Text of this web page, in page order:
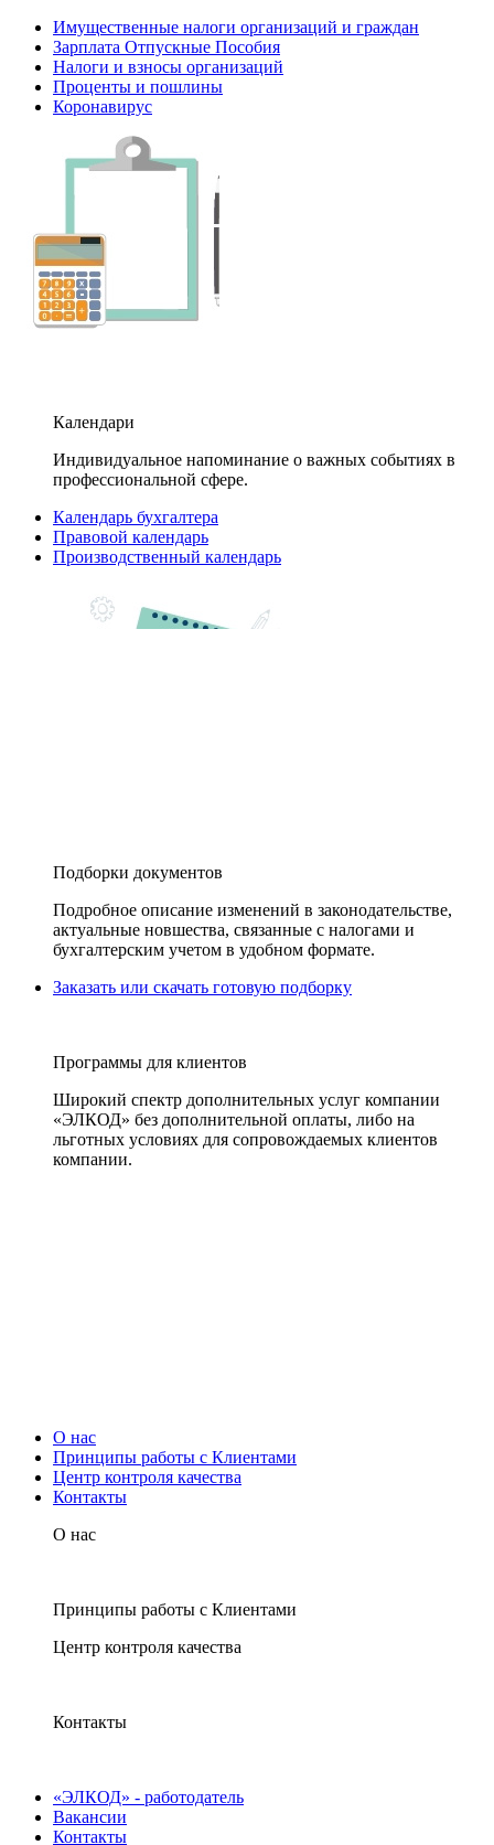
Имущественные налоги организаций и граждан
Зарплата Отпускные Пособия
Налоги и взносы организаций
Проценты и пошлины
Коронавирус
Календари
Индивидуальное напоминание о важных событиях в
профессиональной сфере.
Календарь бухгалтера
Правовой календарь
Производственный календарь
Подборки документов
Подробное описание изменений в законодательстве,
актуальные новшества, связанные с налогами и
бухгалтерским учетом в удобном формате.
Заказать или скачать готовую подборку
Программы для клиентов
Широкий спектр дополнительных услуг компании
«ЭЛКОД» без дополнительной оплаты, либо на
льготных условиях для сопровождаемых клиентов
компании.
О нас
Принципы работы с Клиентами
Центр контроля качества
Контакты
О нас
Принципы работы с Клиентами
Центр контроля качества
Контакты
«ЭЛКОД» - работодатель
Вакансии
Контакты